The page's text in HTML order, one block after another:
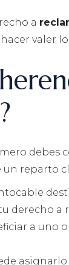
a
valer
debes
un reparto
derecho a
a uno